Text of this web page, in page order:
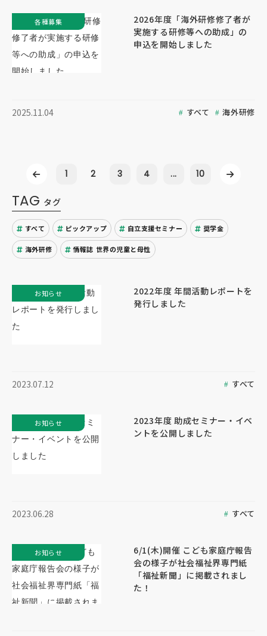
2026年度「海外研修修了者が
実施する研修等への助成」の
申込を開始しました
2025.11.04 すべて 海外研修
各種募集
1 2 3 4 ... 10
TAG タグ
すべて ピックアップ 自立支援セミナー 奨学金
海外研修 情報誌 世界の児童と母性
2022年度 年間活動レポートを
発行しました
2023.07.12 すべて
お知らせ
2023年度 助成セミナー・イベ
ントを公開しました
2023.06.28 すべて
お知らせ
6/1(木)開催 こども家庭庁報告
会の様子が社会福祉界専門紙
「福祉新聞」に掲載されまし
た！
お知らせ